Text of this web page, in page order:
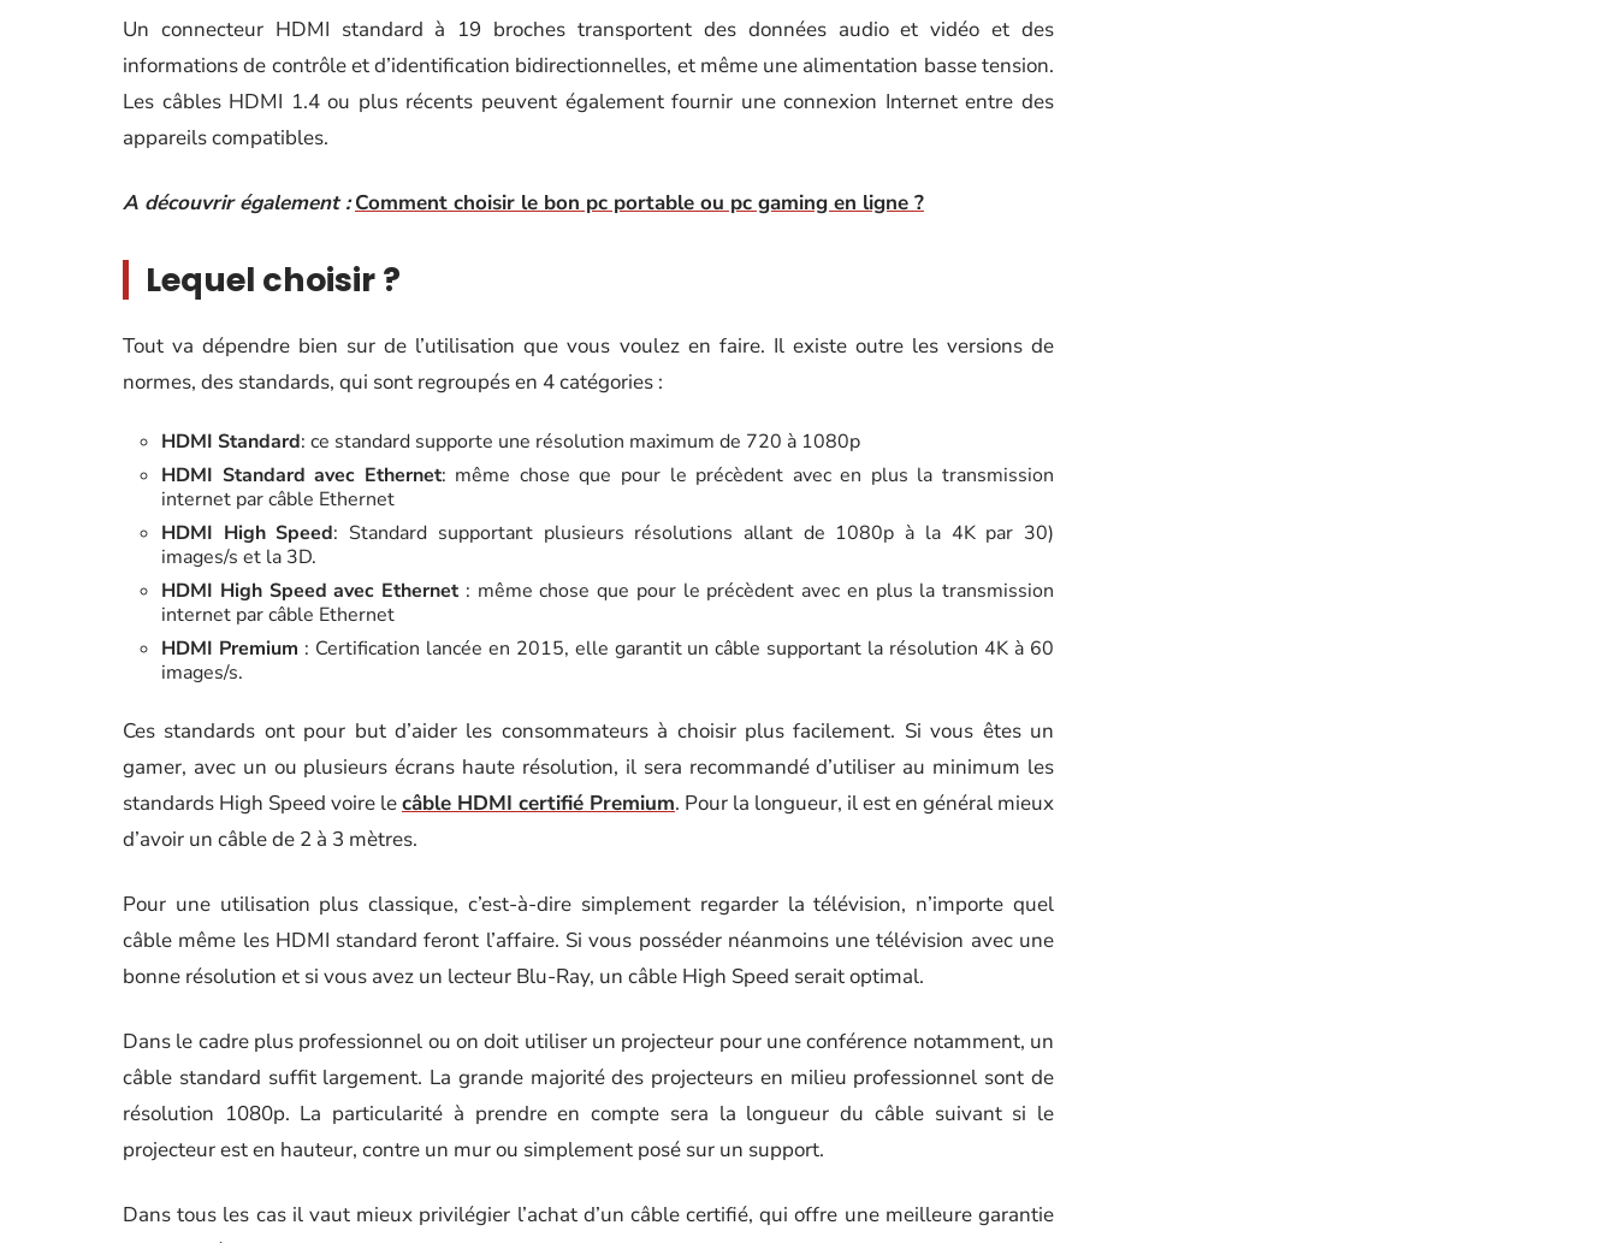
Un connecteur HDMI standard à 19 broches transportent des données audio et vidéo et des
informations de contrôle et d’identification bidirectionnelles, et même une alimentation basse tension.
Les câbles HDMI 1.4 ou plus récents peuvent également fournir une connexion Internet entre des
appareils compatibles.
A découvrir également : Comment choisir le bon pc portable ou pc gaming en ligne ?
Lequel choisir ?
Tout va dépendre bien sur de l’utilisation que vous voulez en faire. Il existe outre les versions de
normes, des standards, qui sont regroupés en 4 catégories :
HDMI Standard: ce standard supporte une résolution maximum de 720 à 1080p
HDMI Standard avec Ethernet: même chose que pour le précèdent avec en plus la transmission
internet par câble Ethernet
HDMI High Speed: Standard supportant plusieurs résolutions allant de 1080p à la 4K par 30)
images/s et la 3D.
HDMI High Speed avec Ethernet : même chose que pour le précèdent avec en plus la transmission
internet par câble Ethernet
HDMI Premium : Certification lancée en 2015, elle garantit un câble supportant la résolution 4K à 60
images/s.
Ces standards ont pour but d’aider les consommateurs à choisir plus facilement. Si vous êtes un
gamer, avec un ou plusieurs écrans haute résolution, il sera recommandé d’utiliser au minimum les
standards High Speed voire lecâble HDMI certifié Premium. Pour la longueur, il est en général mieux
d’avoir un câble de 2 à 3 mètres.
Pour une utilisation plus classique, c’est-à-dire simplement regarder la télévision, n’importe quel
câble même les HDMI standard feront l’affaire. Si vous posséder néanmoins une télévision avec une
bonne résolution et si vous avez un lecteur Blu-Ray, un câble High Speed serait optimal.
Dans le cadre plus professionnel ou on doit utiliser un projecteur pour une conférence notamment, un
câble standard suffit largement. La grande majorité des projecteurs en milieu professionnel sont de
résolution 1080p. La particularité à prendre en compte sera la longueur du câble suivant si le
projecteur est en hauteur, contre un mur ou simplement posé sur un support.
Dans tous les cas il vaut mieux privilégier l’achat d’un câble certifié, qui offre une meilleure garantie